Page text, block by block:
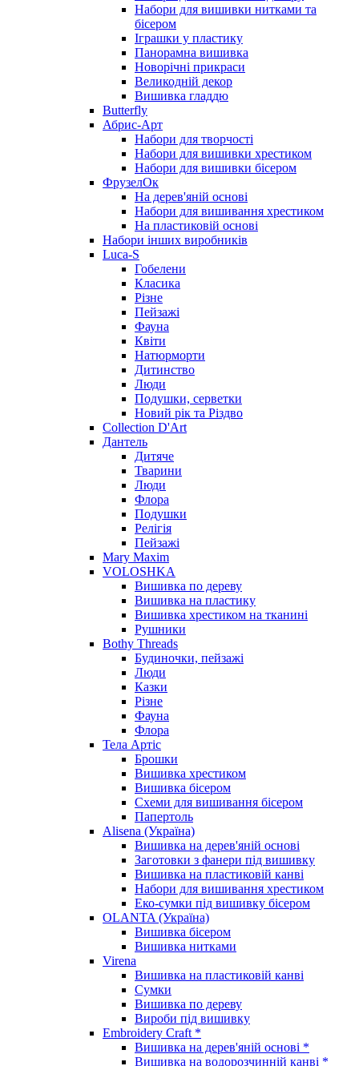
Набори для вишивки нитками та
бісером
Іграшки у пластику
Панорамна вишивка
Новорічні прикраси
Великодній декор
Вишивка гладдю
Butterfly
Абрис-Арт
Набори для творчості
Набори для вишивки хрестиком
Набори для вишивки бісером
ФрузелОк
На дерев'яній основі
Набори для вишивання хрестиком
На пластиковій основі
Набори інших виробників
Luca-S
Гобелени
Класика
Різне
Пейзажі
Фауна
Квіти
Натюрморти
Дитинство
Люди
Подушки, серветки
Новий рік та Різдво
Collection D'Art
Дантель
Дитяче
Тварини
Люди
Флора
Подушки
Релігія
Пейзажі
Mary Maxim
VOLOSHKA
Вишивка по дереву
Вишивка на пластику
Вишивка хрестиком на тканині
Рушники
Bothy Threads
Будиночки, пейзажі
Люди
Казки
Різне
Фауна
Флора
Тела Артіс
Брошки
Вишивка хрестиком
Вишивка бісером
Схеми для вишивання бісером
Папертоль
Alisena (Україна)
Вишивка на дерев'яній основі
Заготовки з фанери під вишивку
Вишивка на пластиковій канві
Набори для вишивання хрестиком
Еко-сумки під вишивку бісером
OLANTA (Україна)
Вишивка бісером
Вишивка нитками
Virena
Вишивка на пластиковій канві
Сумки
Вишивка по дереву
Вироби під вишивку
Embroidery Craft *
Вишивка на дерев'яній основі *
Вишивка на водорозчинній канві *